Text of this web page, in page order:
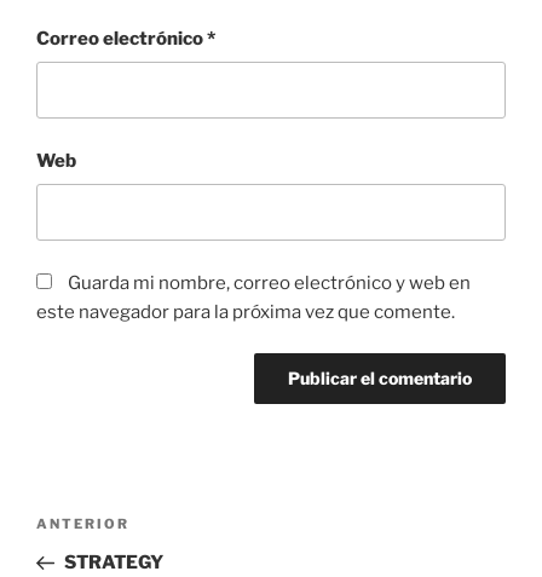
Correo electrónico*
Web
Guarda mi nombre, correo electrónico y web en
este navegador para la próxima vez que comente.
Navegación
Entrada
anterior:
ANTERIOR
STRATEGY